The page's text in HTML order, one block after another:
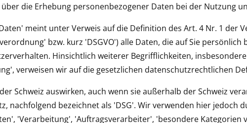
die Erhebung personenbezogener Daten bei der Nutzung
meint unter Verweis auf die Definition des Art. 4 Nr. 1 der
bzw. kurz 'DSGVO') alle Daten, die auf Sie
Hinsichtlich weiterer Begrifflichkeiten,
verweisen wir auf die gesetzlichen datenschutzrechtlichen
Schweiz auswirken, auch wenn sie außerhalb der Schweiz
nachfolgend bezeichnet als 'DSG'. Wir verwenden hier jedoch
'Verarbeitung', 'Auftragsverarbeiter', 'besondere